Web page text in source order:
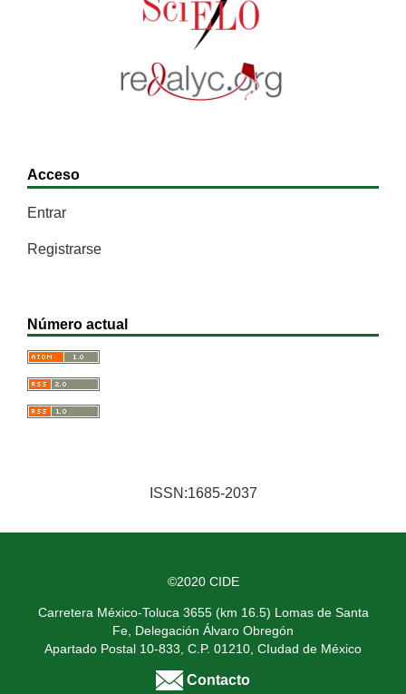
Acceso
Entrar
Registrarse
Número actual
ISSN:1685-2037
©2020 CIDE
Carretera México-Toluca 3655 (km 16.5) Lomas de Santa
Fe, Delegación Álvaro Obregón
Apartado Postal 10-833, C.P. 01210, CIudad de México
Contacto